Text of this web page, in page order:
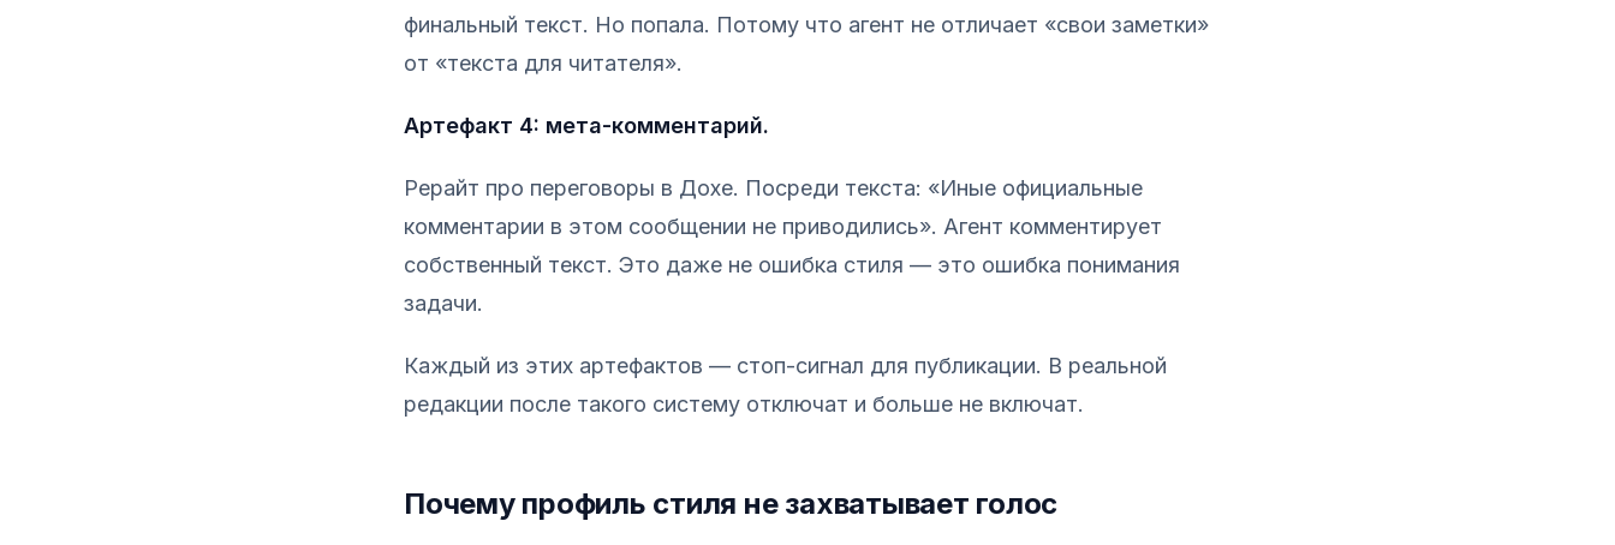
финальный текст. Но попала. Потому что агент не отличает «свои заметки»
от «текста для читателя».
Артефакт 4: мета-комментарий.
Рерайт про переговоры в Дохе. Посреди текста: «Иные официальные
комментарии в этом сообщении не приводились». Агент комментирует
собственный текст. Это даже не ошибка стиля — это ошибка понимания
задачи.
Каждый из этих артефактов — стоп-сигнал для публикации. В реальной
редакции после такого систему отключат и больше не включат.
Почему профиль стиля не захватывает голос